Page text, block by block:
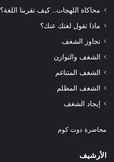
محاكاة اللهجات.. كيف تقربنا اللغة؟
ماذا تقول لغتك عنك؟
تجاوز الشغف
الشغف والتوازن
الشغف المتناغم
الشغف المظلم
إيجاد الشغف
محاضرة دوت كوم
الأرشيف